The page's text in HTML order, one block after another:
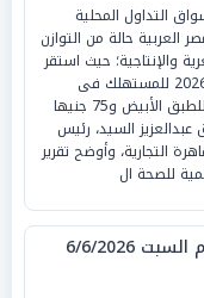
التداول المحلية
العربية حالة من التوازن
والإنتاجية؛ حيث استقر
سعر كرتونة البيض اليوم 9-6-2026 للمستهلك فى
السوق المحلية عند 70 جنيها للطبق الأبيض و75 جنيها
السيد، رئيس
التجارية، وأوضح تقرير
للصحة ال
أسعار كرتونة البيض اليوم السبت 6/6/2026